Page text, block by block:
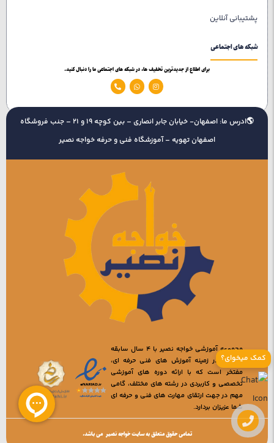
پشتیبانی آنلاین
شبکه های اجتماعی
برای اطلاع از جدیدترین تخفیف ها، در شبکه های اجتماعی ما را دنبال کنید.
🌎ادرس ما: اصفهان- خیابان جابر انصاری – بین کوچه 19 و 21 – جنب فروشگاه
اصفهان تهویه – آموزشگاه فنی و حرفه خواجه نصیر
مجموعه آموزشی خواجه نصیر با 4 سال سابقه
فعالیت در زمینه آموزش های فنی حرفه ای،
مفتخر است که با ارائه دوره های آموزشی
تخصصی و کاربردی در رشته های مختلف، گامی
مهم در جهت ارتقای مهارت های فنی و حرفه ای
شما عزیزان بردارد.
تمامی حقوق متعلق به سایت خواجه نصیر می باشد.
کمک میخوای؟